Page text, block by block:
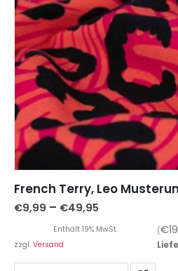
€9,99 – €49,95
Enthält 19% MwSt. (€
zzgl. Versand